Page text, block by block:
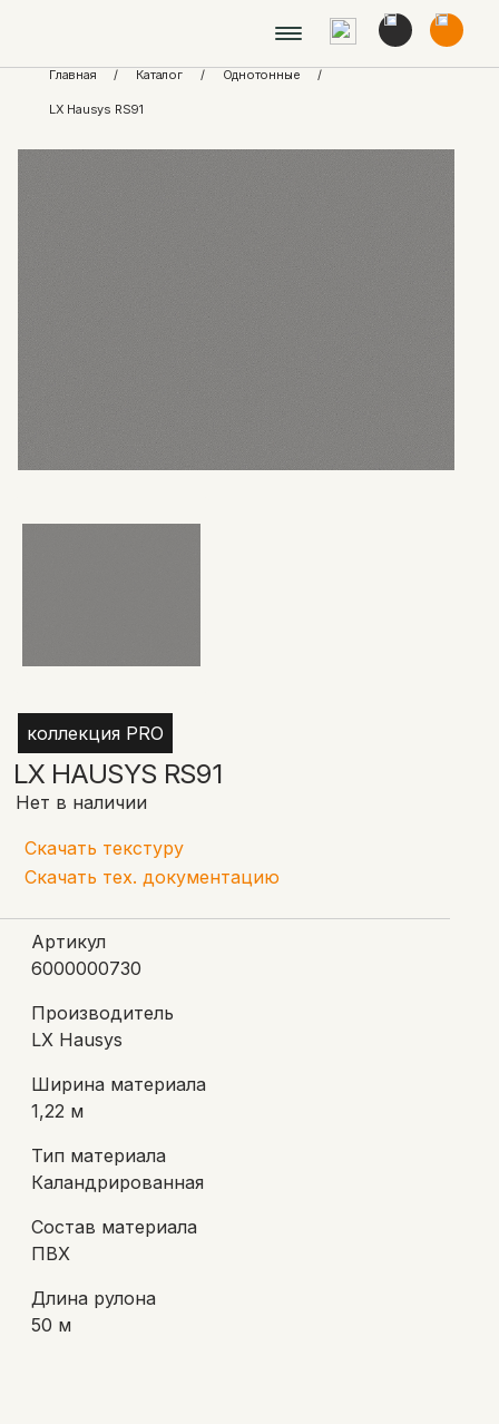
Главная / Каталог / Однотонные /
LX Hausys RS91
коллекция PRO
LX HAUSYS RS91
Нет в наличии
Скачать текстуру
Скачать тех. документацию
Артикул
6000000730
Производитель
LX Hausys
Ширина материала
1,22 м
Тип материала
Каландрированная
Состав материала
ПВХ
Длина рулона
50 м